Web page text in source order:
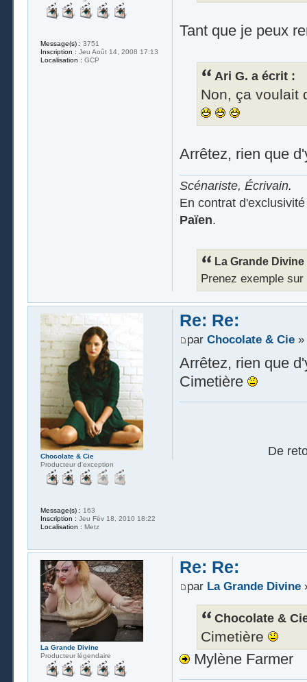
Tant que je peux
Ari G. a écrit :
Non, ça voulait
Arrêtez, rien que
Scénariste, Écrivain.
En contrat
Païen.
La Grande
Prenez exemple
Message(s) : 3751
Inscription : Jeu Août 14, 2008 17:13
Localisation : GCP
Re: Re:
par Chocolate & Cie»
Arrêtez, rien que
Cimetière
De
Chocolate & Cie
Producteur d'exception
Message(s) : 163
Inscription : Jeu Fév 18, 2010 18:22
Localisation : Metz
Re: Re:
par La Grande Divine
Chocolate &
Cimetière
Mylène Farmer
La Grande Divine
Producteur légendaire